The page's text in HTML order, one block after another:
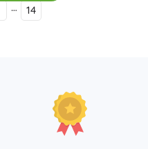
… 14